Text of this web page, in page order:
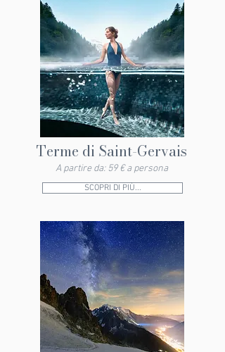
Terme di Saint-Gervais
A partire da: 59 € a persona
SCOPRI DI PIÙ...